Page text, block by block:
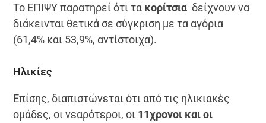
Το ΕΠΙΨΥ παρατηρεί ότι τα κορίτσια δείχνουν να
διάκεινται θετικά σε σύγκριση με τα αγόρια
(61,4% και 53,9%, αντίστοιχα).
Ηλικίες
Επίσης, διαπιστώνεται ότι από τις ηλικιακές
ομάδες, οι νεαρότεροι, οι 11χρονοι και οι